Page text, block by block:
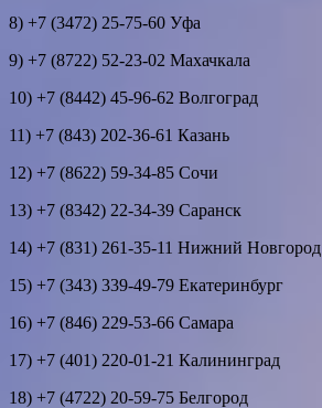
8) +7 (3472) 25-75-60 Уфа
9) +7 (8722) 52-23-02 Махачкала
10) +7 (8442) 45-96-62 Волгоград
11) +7 (843) 202-36-61 Казань
12) +7 (8622) 59-34-85 Сочи
13) +7 (8342) 22-34-39 Саранск
14) +7 (831) 261-35-11 Нижний Новгород
15) +7 (343) 339-49-79 Екатеринбург
16) +7 (846) 229-53-66 Самара
17) +7 (401) 220-01-21 Калининград
18) +7 (4722) 20-59-75 Белгород